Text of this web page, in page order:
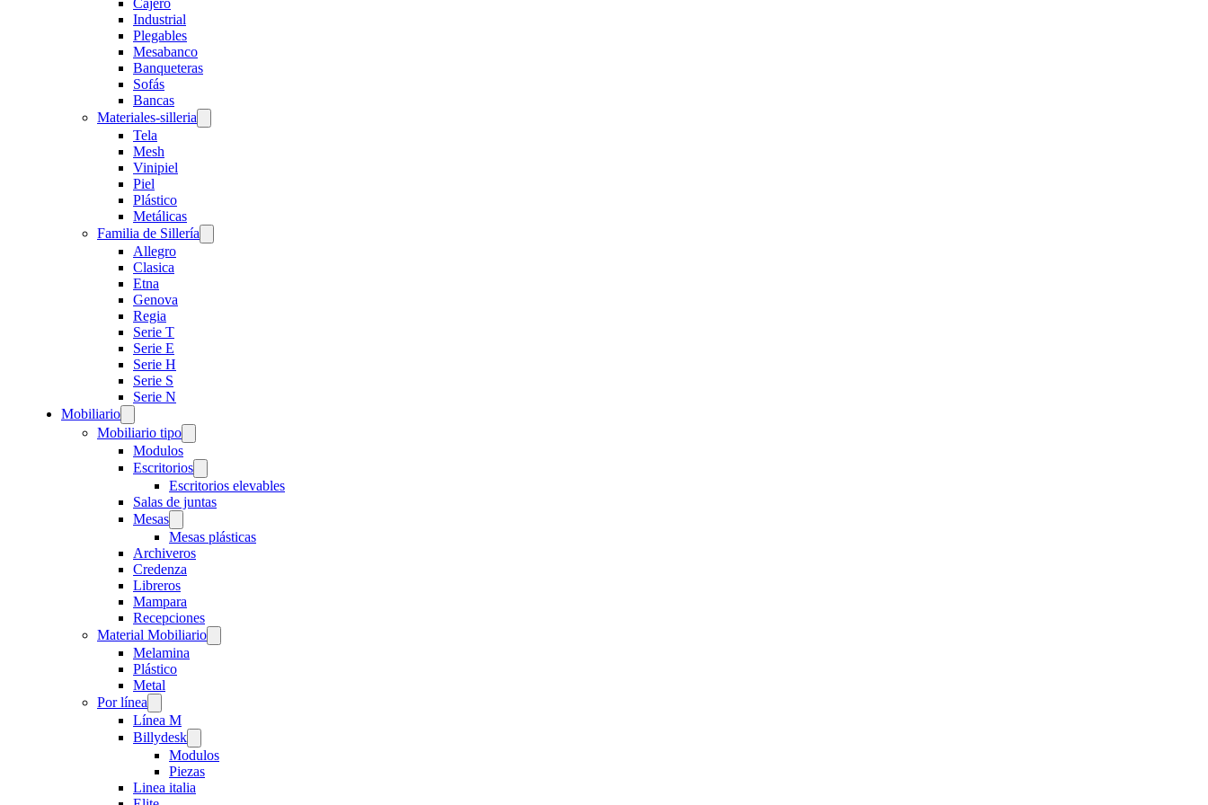
Cajero
Industrial
Plegables
Mesabanco
Banqueteras
Sofás
Bancas
Materiales-silleria
Tela
Mesh
Vinipiel
Piel
Plástico
Metálicas
Familia de Sillería
Allegro
Clasica
Etna
Genova
Regia
Serie T
Serie E
Serie H
Serie S
Serie N
Mobiliario
Mobiliario tipo
Modulos
Escritorios
Escritorios elevables
Salas de juntas
Mesas
Mesas plásticas
Archiveros
Credenza
Libreros
Mampara
Recepciones
Material Mobiliario
Melamina
Plástico
Metal
Por línea
Línea M
Billydesk
Modulos
Piezas
Linea italia